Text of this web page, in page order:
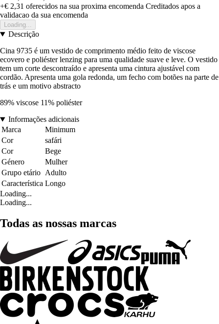
+€ 2,31 oferecidos na sua proxima encomenda Creditados apos a
validacao da sua encomenda
Loading...
Descrição
Cina 9735 é um vestido de comprimento médio feito de viscose
ecovero e poliéster lenzing para uma qualidade suave e leve. O vestido
tem um corte descontraído e apresenta uma cintura ajustável com
cordão. Apresenta uma gola redonda, um fecho com botões na parte de
trás e um motivo abstracto
89% viscose 11% poliéster
Informações adicionais
Marca
Minimum
Cor
safári
Cor
Bege
Género
Mulher
Grupo etário Adulto
Característica Longo
Loading...
Loading...
Todas as nossas marcas